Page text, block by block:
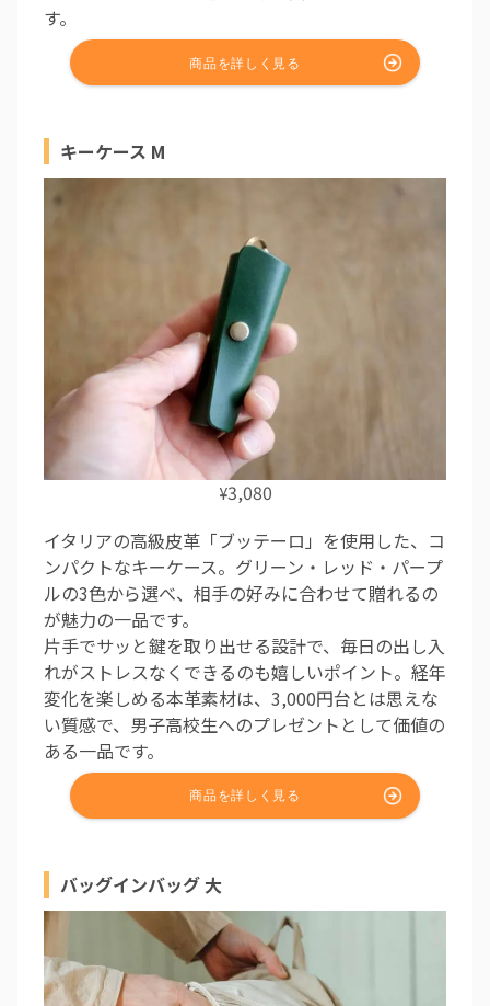
す。
キーケース M
¥3,080
イタリアの高級皮革「ブッテーロ」を使用した、コ
ンパクトなキーケース。グリーン・レッド・パープ
ルの3色から選べ、相手の好みに合わせて贈れるの
が魅力の一品です。
片手でサッと鍵を取り出せる設計で、毎日の出し入
れがストレスなくできるのも嬉しいポイント。経年
変化を楽しめる本革素材は、3,000円台とは思えな
い質感で、男子高校生へのプレゼントとして価値の
ある一品です。
バッグインバッグ 大